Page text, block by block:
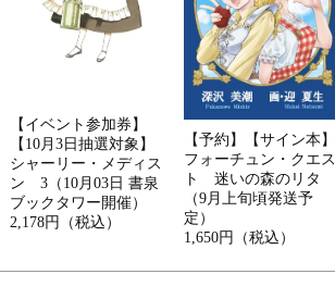
【イベント参加券】
【10月3日抽選対象】
シャーリー・メディス
ン 3（10月03日 書泉
ブックタワー開催）
2,178円（税込）
【予約】【サイン本】
フォーチュン・クエス
ト 迷いの森のリタ
（9月上旬頃発送予
定）
1,650円（税込）